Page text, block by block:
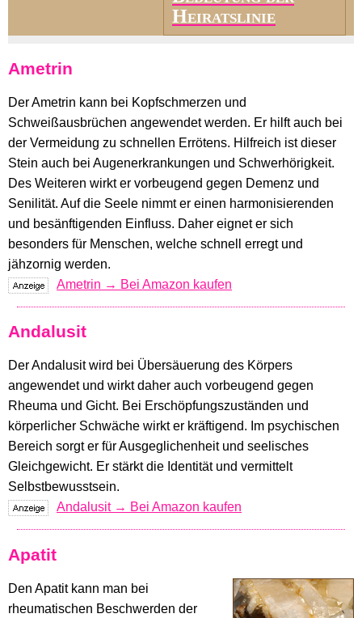
Heiratslinie
Ametrin
Der Ametrin kann bei Kopfschmerzen und
Schweißausbrüchen angewendet werden. Er hilft auch bei
der Vermeidung zu schnellen Errötens. Hilfreich ist dieser
Stein auch bei Augenerkrankungen und Schwerhörigkeit.
Des Weiteren wirkt er vorbeugend gegen Demenz und
Senilität. Auf die Seele nimmt er einen harmonisierenden
und besänftigenden Einfluss. Daher eignet er sich
besonders für Menschen, welche schnell erregt und
jähzornig werden.
Ametrin → Bei Amazon kaufen
Andalusit
Der Andalusit wird bei Übersäuerung des Körpers
angewendet und wirkt daher auch vorbeugend gegen
Rheuma und Gicht. Bei Erschöpfungszuständen und
körperlicher Schwäche wirkt er kräftigend. Im psychischen
Bereich sorgt er für Ausgeglichenheit und seelisches
Gleichgewicht. Er stärkt die Identität und vermittelt
Selbstbewusstsein.
Andalusit → Bei Amazon kaufen
Apatit
Den Apatit kann man bei
rheumatischen Beschwerden der